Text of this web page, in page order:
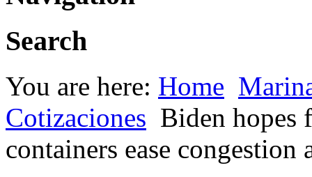
Search
You are here: Home
Cotizaciones Biden hopes
containers ease